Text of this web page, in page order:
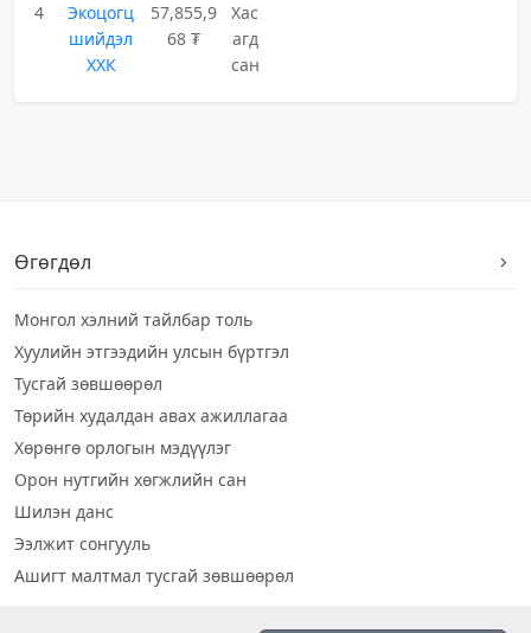
4
Экоцогц
шийдэл
ХХК
57,855,9
68 ₮
Хас
агд
сан
Өгөгдөл
Монгол хэлний тайлбар толь
Хуулийн этгээдийн улсын бүртгэл
Тусгай зөвшөөрөл
Төрийн худалдан авах ажиллагаа
Хөрөнгө орлогын мэдүүлэг
Орон нутгийн хөгжлийн сан
Шилэн данс
Ээлжит сонгууль
Ашигт малтмал тусгай зөвшөөрөл